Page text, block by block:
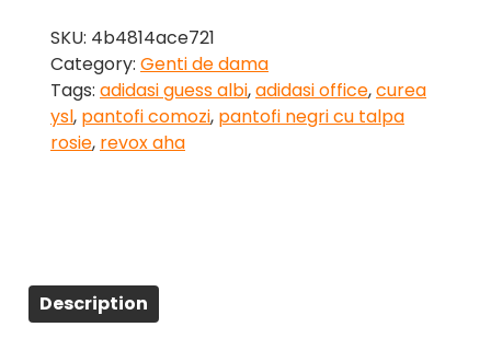
SKU: 4b4814ace721
Category: Genti de dama
Tags: adidasi guess albi,adidasi office,curea
ysl, pantofi comozi, pantofi negri cu talpa
rosie, revox aha
Description